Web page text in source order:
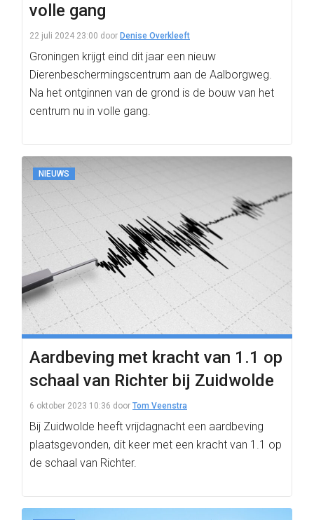
volle gang
22 juli 2024 23:00 door Denise Overkleeft
Groningen krijgt eind dit jaar een nieuw
Dierenbeschermingscentrum aan de Aalborgweg.
Na het ontginnen van de grond is de bouw van het
centrum nu in volle gang.
NIEUWS
Aardbeving met kracht van 1.1 op
schaal van Richter bij Zuidwolde
6 oktober 2023 10:36 door Tom Veenstra
Bij Zuidwolde heeft vrijdagnacht een aardbeving
plaatsgevonden, dit keer met een kracht van 1.1 op
de schaal van Richter.